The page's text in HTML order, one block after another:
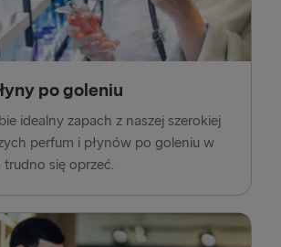
po goleniu
idealny zapach z naszej szerokiej
perfum i płynów po goleniu w
się oprzeć.